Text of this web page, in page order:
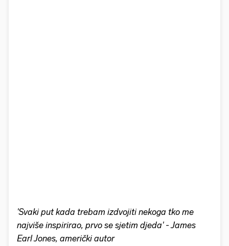
'Svaki put kada trebam izdvojiti nekoga tko me
najviše inspirirao, prvo se sjetim djeda' - James
Earl Jones, američki autor